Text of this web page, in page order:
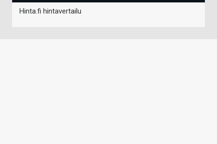
Hinta.fi hintavertailu